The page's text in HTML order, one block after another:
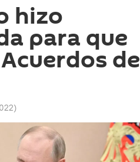
hizo
para que
de
)